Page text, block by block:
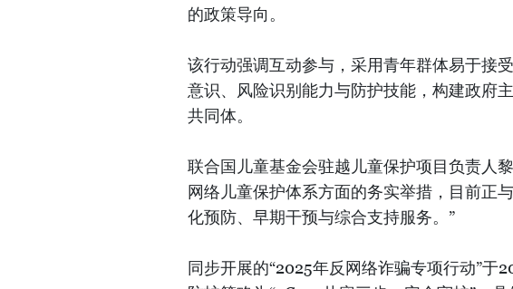
的政策导向。
该行动强调互动参与，采用青年群体易于接
意识、风险识别能力与防护技能，构建政府
共同体。
联合国儿童基金会驻越儿童保护项目负责人
网络儿童保护体系方面的务实举措，目前正
化预防、早期干预与综合支持服务。”
同步开展的“2025年反网络诈骗专项行动”于